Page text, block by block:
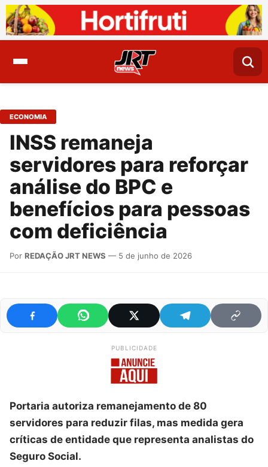
ECONOMIA
INSS remaneja
servidores para reforçar
análise do BPC e
benefícios para pessoas
com deficiência
Por REDAÇÃO JRT NEWS — 5 de junho de 2026
PUBLICIDADE
Portaria autoriza remanejamento de 80
servidores para reduzir filas, mas medida gera
críticas de entidade que representa analistas do
Seguro Social.